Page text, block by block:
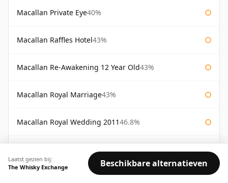
Macallan Private Eye40%
Macallan Raffles Hotel43%
Macallan Re-Awakening 12 Year Old43%
Macallan Royal Marriage43%
Macallan Royal Wedding 201146.8%
Macallan Sienna The 1824 Series43%
Macallan Special Reserve46%
Laatst gezien bij:
The Whisky Exchange
Beschikbare alternatieven